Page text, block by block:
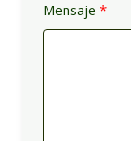
Mensaje